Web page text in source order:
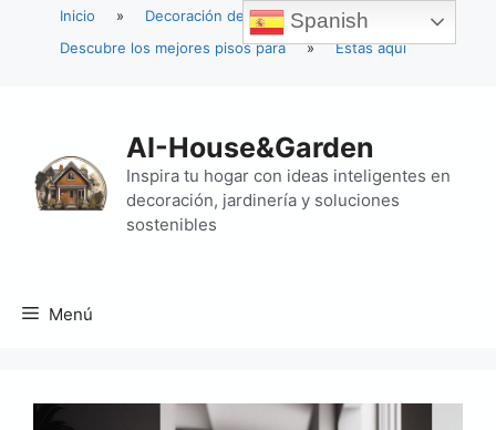
Inicio » Decoración del hogar
»
Descubre los mejores pisos para
» Estás aquí
contenido
AI-House&Garden
Inspira tu hogar con ideas inteligentes en
decoración, jardinería y soluciones
sostenibles
Menú
Spanish